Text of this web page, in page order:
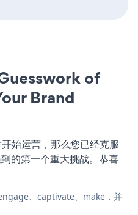
of
Brand
始运营，那么您已经克服
的第一个重大挑战。恭喜
、captivate、make，并